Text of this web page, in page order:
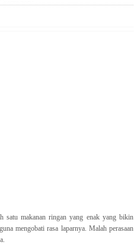
makanan ringan yang enak yang bikin
mengobati rasa laparnya. Malah perasaan